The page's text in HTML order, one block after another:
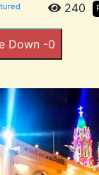
240
Down -0